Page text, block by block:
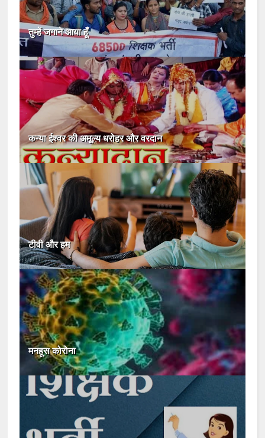
तुम्हें जगाने आया हूँ
कन्या ईश्वर की अमूल्य धरोहर और वरदान
टीवी और हम
मनहूस कोरोना